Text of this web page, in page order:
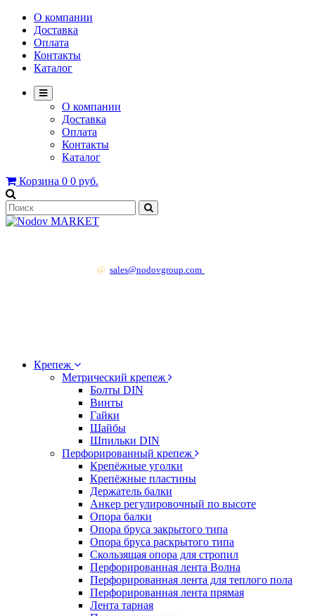
О компании
Доставка
Оплата
Контакты
Каталог
О компании
Доставка
Оплата
Контакты
Каталог
Корзина 0 0 руб.
@ sales@nodovgroup.com
Крепеж
Метрический крепеж
Болты DIN
Винты
Гайки
Шайбы
Шпильки DIN
Перфорированный крепеж
Крепёжные уголки
Крепёжные пластины
Держатель балки
Анкер регулировочный по высоте
Опора балки
Опора бруса закрытого типа
Опора бруса раскрытого типа
Скользящая опора для стропил
Перфорированная лента Волна
Перфорированная лента для теплого пола
Перфорированная лента прямая
Лента тарная